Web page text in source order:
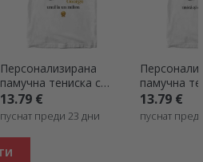
Персонализирана
памучна тениска с
надпис – „Богатият
нос“
13.79 €
пуснат преди 23 дни
памучна
надпис –
bogatasa“
13.79 €
пуснат